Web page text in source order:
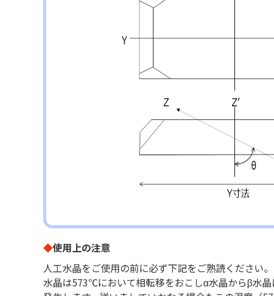
◆使用上の注意
人工水晶をご使用の前に必ず下記をご熟読ください。
水晶は573℃において相転移をおこしα水晶からβ水